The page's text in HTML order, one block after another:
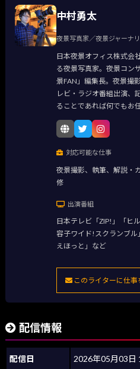
中村勇太
夜景写真家／夜景ジャーナ
日本夜景オフィス株式会
る夜景写真家。夜景コン
景FAN」編集長。夜景撮
レビ・ラジオ番組出演、
ることであれば何でもお
対応可能な仕事
夜景撮影、執筆、解説・
修
出演番組
日本テレビ「ZIP!」「ヒ
容子ワイド!スクランブ
えほっと」など
このライターに仕事
配信情報
配信日 2026年05月03日